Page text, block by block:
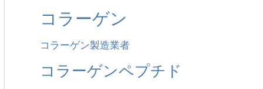
の
コラーゲン
コラーゲン製造業者
コラーゲンペプチド